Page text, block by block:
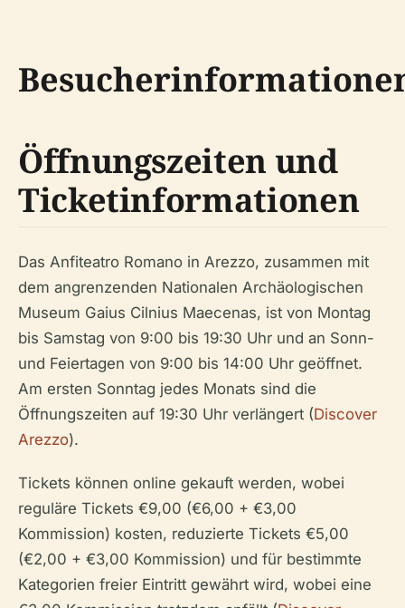
Öffnungszeiten und
Ticketinformationen
Das Anfiteatro Romano in Arezzo, zusammen mit
dem angrenzenden Nationalen Archäologischen
Museum Gaius Cilnius Maecenas, ist von Montag
bis Samstag von 9:00 bis 19:30 Uhr und an Sonn-
und Feiertagen von 9:00 bis 14:00 Uhr geöffnet.
Am ersten Sonntag jedes Monats sind die
Öffnungszeiten auf 19:30 Uhr verlängert (Discover
Arezzo).
Tickets können online gekauft werden, wobei
reguläre Tickets €9,00 (€6,00 + €3,00
Kommission) kosten, reduzierte Tickets €5,00
(€2,00 + €3,00 Kommission) und für bestimmte
Kategorien freier Eintritt gewährt wird, wobei eine